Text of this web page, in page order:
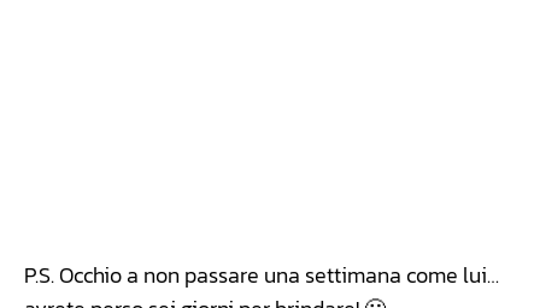
P.S. Occhio a non passare una settimana come lui…